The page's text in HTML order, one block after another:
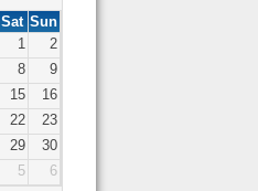
Sat Sun
1
2
8
9
15
16
22
23
29
30
5 6